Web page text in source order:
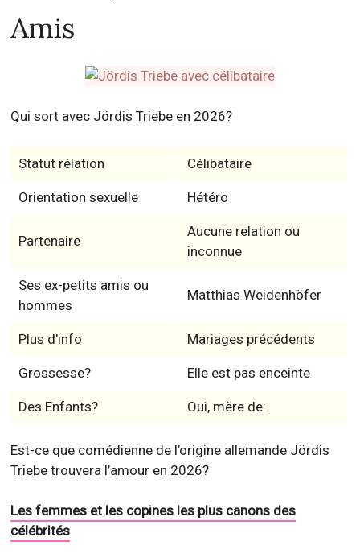
Amis
Qui sort avec Jördis Triebe en 2026?
Statut rélation Célibataire
Orientation sexuelle Hétéro
Partenaire
Aucune relation ou
inconnue
Ses ex-petits amis ou
hommes
Matthias Weidenhöfer
Plus d'info Mariages précédents
Grossesse? Elle est pas enceinte
Des Enfants? Oui, mère de:
Est-ce que comédienne de l’origine allemande Jördis
Triebe trouvera l’amour en 2026?
Les femmes et les copines les plus canons des
célébrités